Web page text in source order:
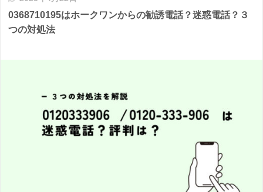
0368710195はホークワンからの勧誘電話？迷惑電話？３
つの対処法